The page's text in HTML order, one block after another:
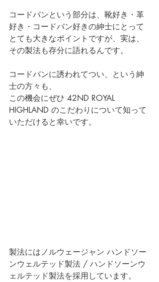
コードバンという部分は、靴好き・革
好き・コードバン好きの紳士にとって
とても大きなポイントですが、実は、
その製法も存分に語れるんです。
コードバンに誘われてつい、という紳
士の方々も、
この機会にぜひ 42ND ROYAL
HIGHLAND のこだわりについて知って
いただけると幸いです。
製法にはノルウェージャン ハンドソー
ンウェルテッド製法 / ハンドソーンウ
ェルテッド製法を採用しています。